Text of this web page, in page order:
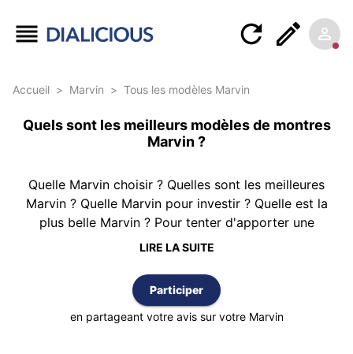
Accueil > Marvin > Tous les modèles Marvin
Quels sont les meilleurs modèles de montres
Marvin ?
Quelle Marvin choisir ? Quelles sont les meilleures
Marvin ? Quelle Marvin pour investir ? Quelle est la
plus belle Marvin ? Pour tenter d'apporter une
réponse, Dialicious vous propose ce classement des
d’authentiques clients possédant au moins une Marvin.
Le classement est réalisé selon la meilleure note
moyenne et vous pouvez également trier cette liste
LIRE LA SUITE
Participer
en partageant votre avis sur votre Marvin